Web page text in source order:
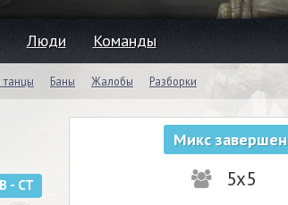
Люди Команды
танцы Баны Жалобы Разборки
- CT
Микс завершен
5x5